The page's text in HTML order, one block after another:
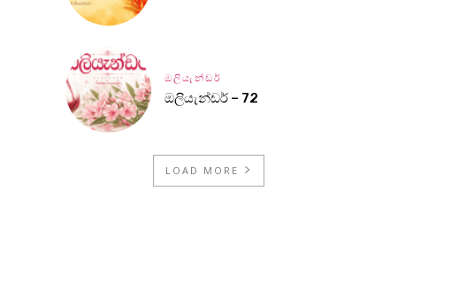
ඔලියැන්ඩර්
ඔලියැන්ඩර් – 72
LOAD MORE